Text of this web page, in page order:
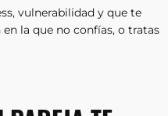
vulnerabilidad y que te
la que no confías, o tratas